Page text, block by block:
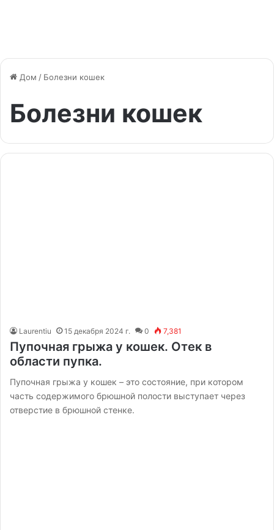
Дом / Болезни кошек
Болезни кошек
Laurentiu 15 декабря 2024 г. 0 7,381
Пупочная грыжа у кошек. Отек в
области пупка.
Пупочная грыжа у кошек – это состояние, при котором
часть содержимого брюшной полости выступает через
отверстие в брюшной стенке.